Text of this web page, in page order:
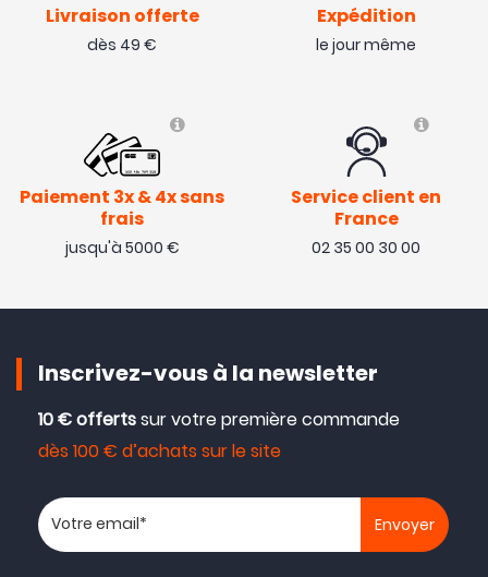
Livraison offerte
dès 49 €
Expédition
le jour même
Paiement 3x & 4x sans
frais
jusqu'à 5000 €
Service client en
France
02 35 00 30 00
Inscrivez-vous à la newsletter
10 € offertssur votre première commande
dès 100 € d’achats sur le site
Votre adresse email